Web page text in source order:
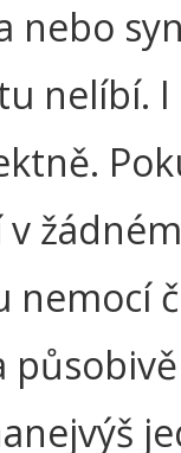
nebo
nelíbí. I
žádném
nemocí